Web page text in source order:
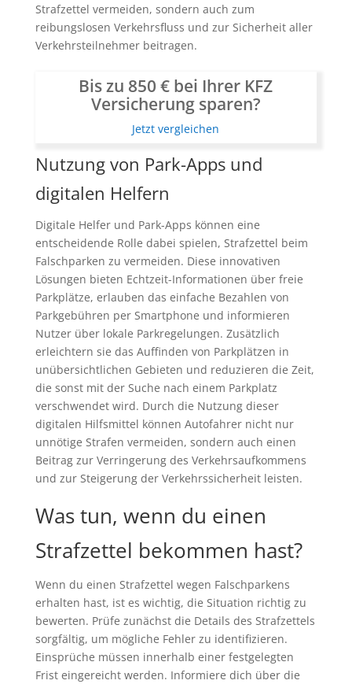
Strafzettel vermeiden, sondern auch zum
reibungslosen Verkehrsfluss und zur Sicherheit aller
Verkehrsteilnehmer beitragen.
Bis zu 850 € bei Ihrer KFZ
Versicherung sparen?
Jetzt vergleichen
Nutzung von Park-Apps und
digitalen Helfern
Digitale Helfer und Park-Apps können eine
entscheidende Rolle dabei spielen, Strafzettel beim
Falschparken zu vermeiden. Diese innovativen
Lösungen bieten Echtzeit-Informationen über freie
Parkplätze, erlauben das einfache Bezahlen von
Parkgebühren per Smartphone und informieren
Nutzer über lokale Parkregelungen. Zusätzlich
erleichtern sie das Auffinden von Parkplätzen in
unübersichtlichen Gebieten und reduzieren die Zeit,
die sonst mit der Suche nach einem Parkplatz
verschwendet wird. Durch die Nutzung dieser
digitalen Hilfsmittel können Autofahrer nicht nur
unnötige Strafen vermeiden, sondern auch einen
Beitrag zur Verringerung des Verkehrsaufkommens
und zur Steigerung der Verkehrssicherheit leisten.
Was tun, wenn du einen
Strafzettel bekommen hast?
Wenn du einen Strafzettel wegen Falschparkens
erhalten hast, ist es wichtig, die Situation richtig zu
bewerten. Prüfe zunächst die Details des Strafzettels
sorgfältig, um mögliche Fehler zu identifizieren.
Einsprüche müssen innerhalb einer festgelegten
Frist eingereicht werden. Informiere dich über die